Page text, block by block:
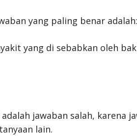
yang paling benar adalah:
yang di sebabkan oleh
adalah jawaban salah, karena
lain.